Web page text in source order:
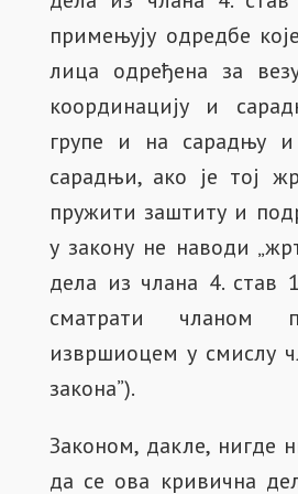
примењују одредбе
лица одређена за
координацију и
групе и на сарадњу
сарадњи, ако је тој
пружити заштиту и
у закону не наводи
дела из члана 4. став
сматрати чланом
извршиоцем у смислу
закона”).
Законом, дакле, нигде
да се ова кривична